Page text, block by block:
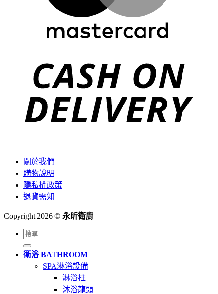
關於我們
購物說明
隱私權政策
退貨需知
Copyright 2026 © 永昕衛廚
搜
尋
關
衛浴 BATHROOM
SPA淋浴設備
淋浴柱
沐浴龍頭